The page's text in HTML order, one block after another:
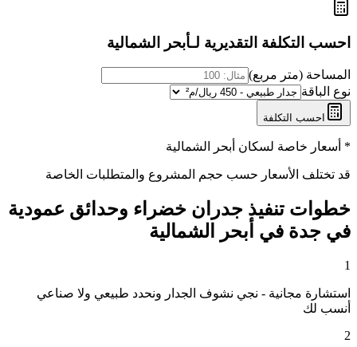
احسب التكلفة التقديرية لـأبحر الشمالية
المساحة (متر مربع)
نوع الباقة
احسب التكلفة
* أسعار خاصة لسكان أبحر الشمالية
قد تختلف الأسعار حسب حجم المشروع والمتطلبات الخاصة
خطوات تنفيذ جدران خضراء وحدائق عمودية
في جدة في أبحر الشمالية
1
استشارة مجانية - نجي نشوف الجدار ونحدد طبيعي ولا صناعي
أنسب لك
2